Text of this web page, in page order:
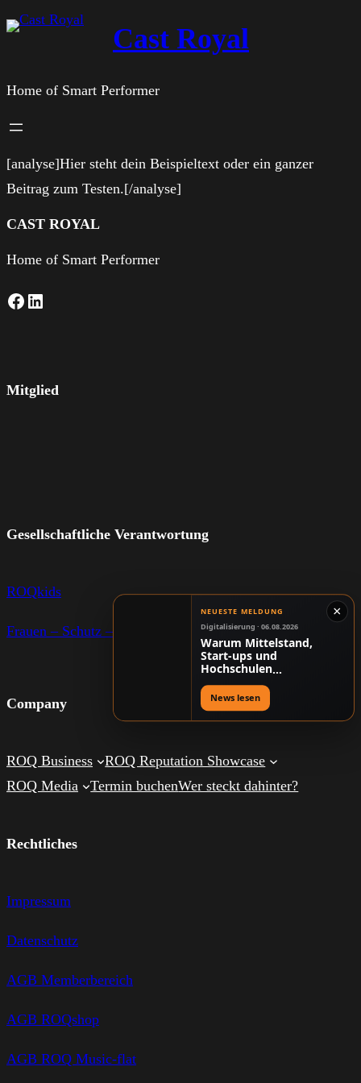
Zum
Cast Royal
Home of Smart Performer
[analyse]Hier steht dein Beispieltext oder ein ganzer
Beitrag zum Testen.[/analyse]
CAST ROYAL
Home of Smart Performer
Facebook LinkedIn
Mitglied
Gesellschaftliche Verantwortung
ROQkids
Frauen – Schutz – Bewegung
Company
ROQ Business
ROQ Reputation Showcase
ROQ Media
Termin buchenWer steckt dahinter?
Rechtliches
Impressum
Datenschutz
AGB Memberbereich
AGB ROQshop
AGB ROQ Music-flat
×
NEUESTE MELDUNG
Digitalisierung · 06.08.2026
Warum Mittelstand,
Start-ups und
Hochschulen
gemeinsam schneller
neue Lösungen
entwickeln können
News lesen